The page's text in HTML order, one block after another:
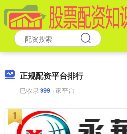
正规配资平台排行
已收录999+家平台